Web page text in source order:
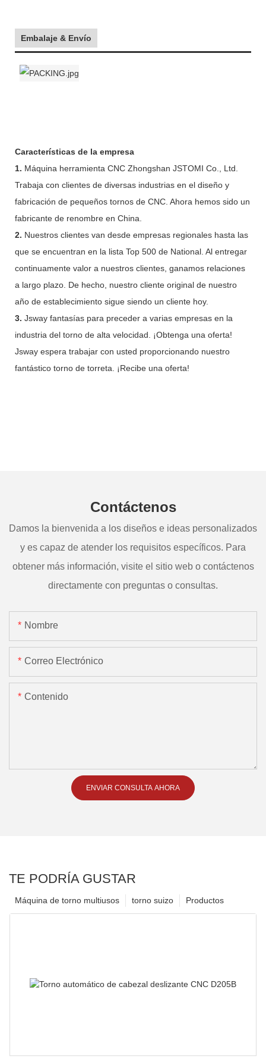
Embalaje & Envío
Características de la empresa
1. Máquina herramienta CNC Zhongshan JSTOMI Co., Ltd.
Trabaja con clientes de diversas industrias en el diseño y
fabricación de pequeños tornos de CNC. Ahora hemos sido un
fabricante de renombre en China.
2. Nuestros clientes van desde empresas regionales hasta las
que se encuentran en la lista Top 500 de National. Al entregar
continuamente valor a nuestros clientes, ganamos relaciones
a largo plazo. De hecho, nuestro cliente original de nuestro
año de establecimiento sigue siendo un cliente hoy.
3. Jsway fantasías para preceder a varias empresas en la
industria del torno de alta velocidad. ¡Obtenga una oferta!
Jsway espera trabajar con usted proporcionando nuestro
fantástico torno de torreta. ¡Recibe una oferta!
Contáctenos
Damos la bienvenida a los diseños e ideas personalizados
y es capaz de atender los requisitos específicos. Para
obtener más información, visite el sitio web o contáctenos
directamente con preguntas o consultas.
Nombre
Correo Electrónico
Contenido
ENVIAR CONSULTA AHORA
TE PODRÍA GUSTAR
Productos
torno suizo
Máquina de torno multiusos